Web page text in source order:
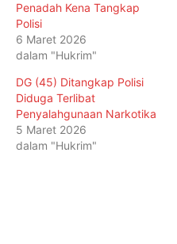
Penadah Kena Tangkap
Polisi
6 Maret 2026
dalam "Hukrim"
DG (45) Ditangkap Polisi
Diduga Terlibat
Penyalahgunaan Narkotika
5 Maret 2026
dalam "Hukrim"